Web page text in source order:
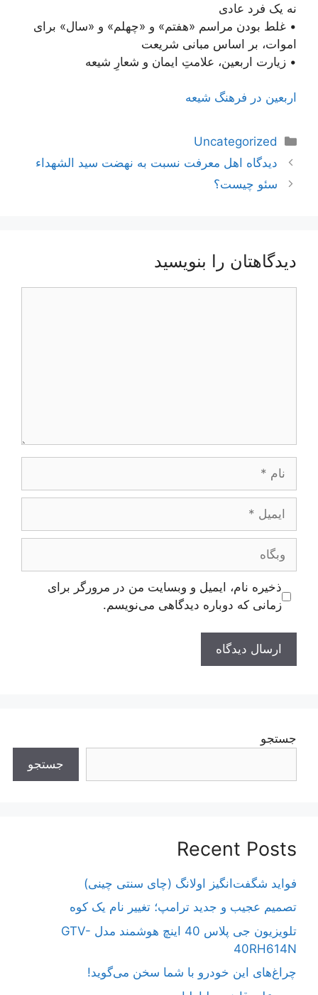
نه یک فرد عادی
• غلط بودن مراسم «هفتم» و «چهلم» و «سال» برای
اموات، بر اساس مبانی شریعت
• زیارت اربعین، علامتِ ایمان و شعارِ شیعه
اربعین در فرهنگ شیعه
دسته‌ها
Uncategorized
ناوبری
نوشته‌ها
دیدگاه اهل معرفت نسبت به نهضت سید الشهداء
سئو چیست؟
دیدگاهتان را بنویسید
ایمیل
وبگاه
ذخیره نام، ایمیل و وبسایت من در مرورگر برای
زمانی که دوباره دیدگاهی می‌نویسم.
جستجو
جستجو
Recent Posts
فواید شگفت‌انگیز اولانگ (چای سنتی چینی)
تصمیم عجیب و جدید ترامپ؛ تغییر نام یک کوه
تلویزیون جی پلاس 40 اینچ هوشمند مدل GTV-
40RH614N
چراغ‌های این خودرو با شما سخن می‌گوید!